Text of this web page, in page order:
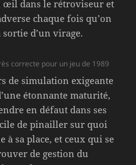
œil dans le rétroviseur et
chaque fois qu’on
d’un virage.
correcte pour un jeu de 1989
de simulation exigeante
étonnante maturité,
en défaut dans ses
de pinailler sur quoi
à sa place, et ceux qui se
de gestion du